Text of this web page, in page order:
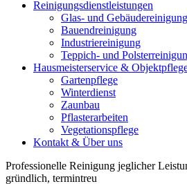
Reinigungsdienstleistungen
Glas- und Gebäudereinigung
Bauendreinigung
Industriereinigung
Teppich- und
Hausmeisterservice &
Gartenpflege
Winterdienst
Zaunbau
Pflasterarbeiten
Vegetationspflege
Kontakt & Über uns
Professionelle Reinigung jeglicher
gründlich, termintreu